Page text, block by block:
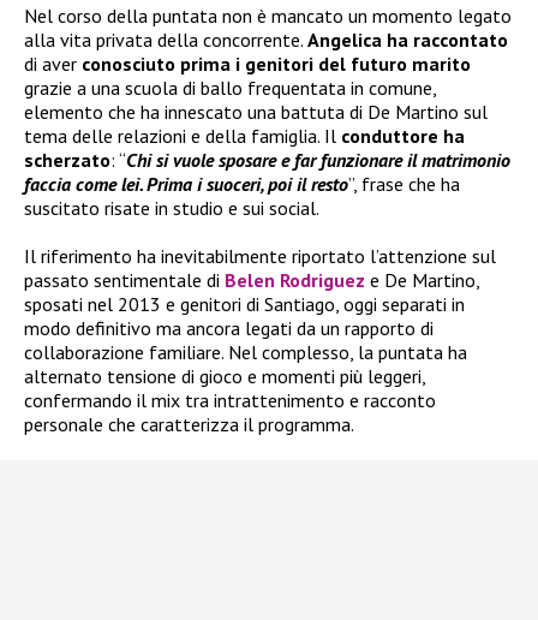
Nel corso della puntata non è mancato un momento legato
alla vita privata della concorrente. Angelica ha raccontato
di aver conosciuto prima i genitori del futuro marito
grazie a una scuola di ballo frequentata in comune,
elemento che ha innescato una battuta di De Martino sul
tema delle relazioni e della famiglia. Il conduttore ha
scherzato: “Chi si vuole sposare e far funzionare il matrimonio
faccia come lei. Prima i suoceri, poi il resto”, frase che ha
suscitato risate in studio e sui social.
Il riferimento ha inevitabilmente riportato l’attenzione sul
passato sentimentale di Belen Rodriguez e De Martino,
sposati nel 2013 e genitori di Santiago, oggi separati in
modo definitivo ma ancora legati da un rapporto di
collaborazione familiare. Nel complesso, la puntata ha
alternato tensione di gioco e momenti più leggeri,
confermando il mix tra intrattenimento e racconto
personale che caratterizza il programma.